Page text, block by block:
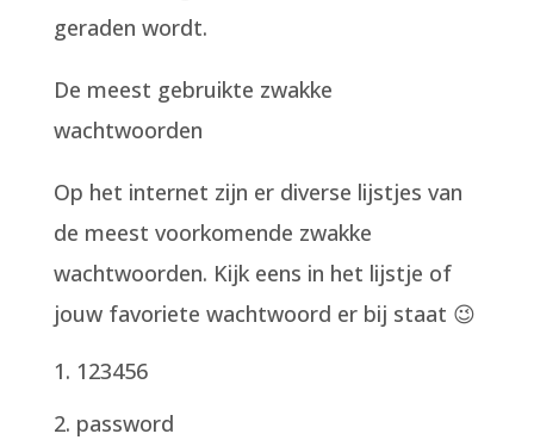
geraden wordt.
De meest gebruikte zwakke
wachtwoorden
Op het internet zijn er diverse lijstjes van
de meest voorkomende zwakke
wachtwoorden. Kijk eens in het lijstje of
jouw favoriete wachtwoord er bij staat 😉
123456
password